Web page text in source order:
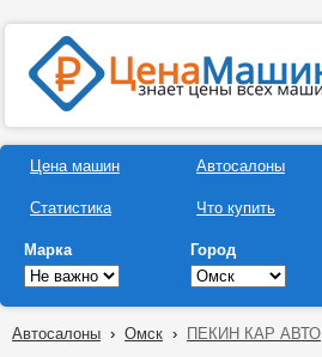
Цена машин
Статистика
Автосалоны
Что купить
Марка Город
Автосалоны › Омск › ПЕКИН КАР АВТО